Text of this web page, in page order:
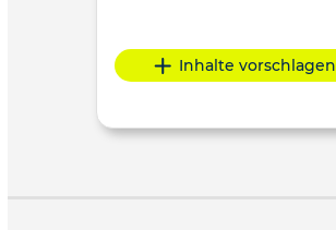
Inhalte vorschlagen